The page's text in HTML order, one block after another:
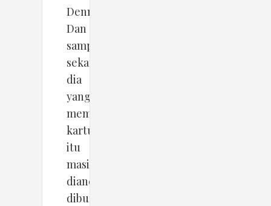
Denmark.
Dan
sampai
sekarang,
dia
yang
membuat
kartun
itu
masih
diancam
dibunuh.